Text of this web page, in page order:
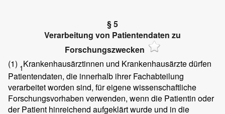
§ 5
Verarbeitung von Patientendaten zu
Forschungszwecken
(1) 1Krankenhausärztinnen und Krankenhausärzte dürfen
Patientendaten, die innerhalb ihrer Fachabteilung
verarbeitet worden sind, für eigene wissenschaftliche
Forschungsvorhaben verwenden, wenn die Patientin oder
der Patient hinreichend aufgeklärt wurde und in die